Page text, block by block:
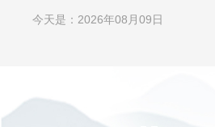
今天是：2026年08月09日